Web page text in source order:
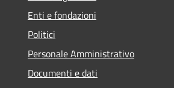
Enti e fondazioni
Politici
Personale Amministrativo
Documenti e dati